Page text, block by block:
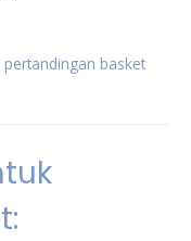
pertandingan basket